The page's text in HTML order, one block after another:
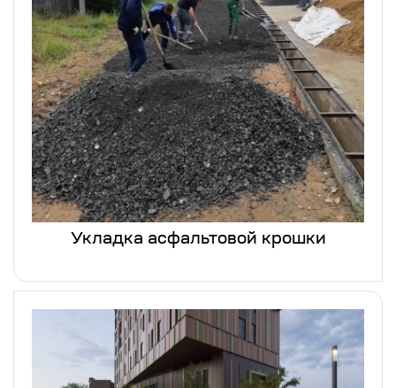
Укладка асфальтовой крошки